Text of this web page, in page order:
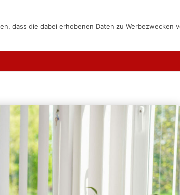
dass die dabei erhobenen Daten zu Werbezwecken